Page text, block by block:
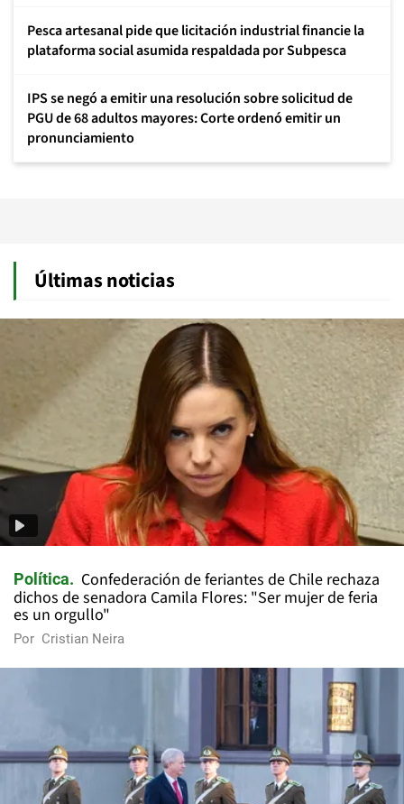
Pesca artesanal pide que licitación industrial financie la
plataforma social asumida respaldada por Subpesca
IPS se negó a emitir una resolución sobre solicitud de
PGU de 68 adultos mayores: Corte ordenó emitir un
pronunciamiento
Últimas noticias
Política
Confederación de feriantes de Chile rechaza
dichos de senadora Camila Flores: "Ser mujer de feria
es un orgullo"
Por Cristian Neira